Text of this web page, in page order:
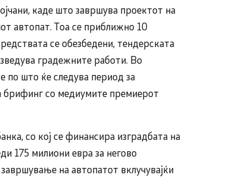
каде што завршува проектот на
автопат. Тоа се приближно 10
се обезбедени, тендерската
градежните работи. Во
по што ќе следува период за
со медиумите премиерот
со кој се финансира изградбата на
175 милиони евра за негово
на автопатот вклучувајќи